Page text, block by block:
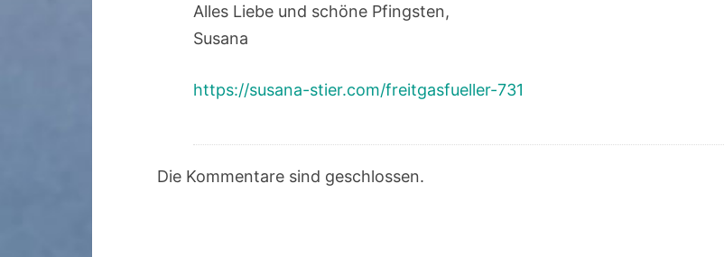
Alles Liebe und schöne Pfingsten,
Susana
https://susana-stier.com/freitgasfueller-731
Die Kommentare sind geschlossen.